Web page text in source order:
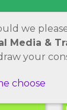
we
Media &
your
choose